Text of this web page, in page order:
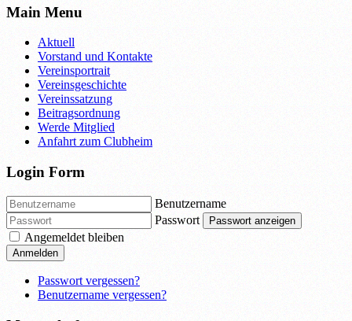
Main Menu
Aktuell
Vorstand und Kontakte
Vereinsportrait
Vereinsgeschichte
Vereinssatzung
Beitragsordnung
Werde Mitglied
Anfahrt zum Clubheim
Login Form
Benutzername
Passwort
Passwort anzeigen
Angemeldet bleiben
Anmelden
Passwort vergessen?
Benutzername vergessen?